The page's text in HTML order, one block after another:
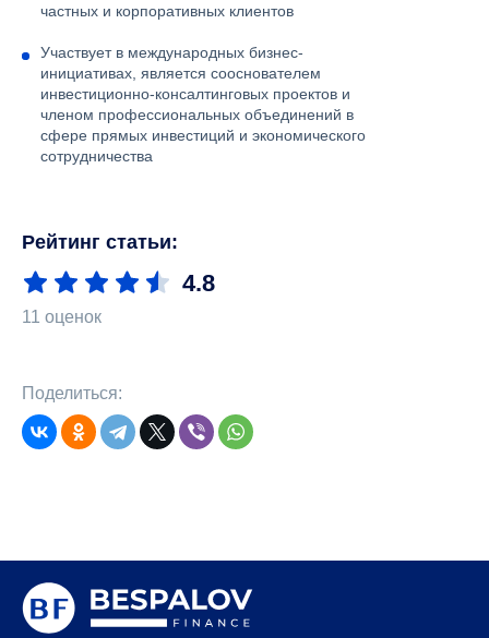
частных и корпоративных клиентов
Участвует в международных бизнес-
инициативах, является сооснователем
инвестиционно-консалтинговых проектов и
членом профессиональных объединений в
сфере прямых инвестиций и экономического
сотрудничества
Рейтинг статьи:
4.8
11 оценок
Поделиться: